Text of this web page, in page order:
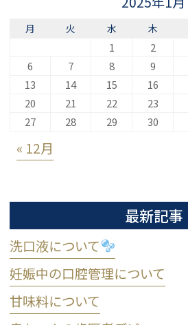
月 火 水 木
1 2
6
7 8 9
13
14 15 16
20
21 22 23
27
28 29 30
« 12月
最新記事
洗口液について
妊娠中の口腔管理について
甘味料について